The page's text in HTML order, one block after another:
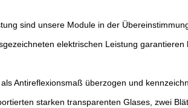
sind unsere Module in der
elektrischen Leistung garantieren
Antireflexionsmaß überzogen und
starken transparenten Glases, zwei